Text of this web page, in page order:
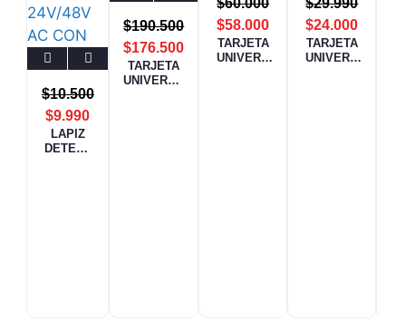
LAPIZ
DETECT
$10.500
$9.990
TARJETA
UNIVERSA
$190.500
$176.500
TARJETA
UNIVERS
$58.000
TARJETA
UNIVERS
$24.000